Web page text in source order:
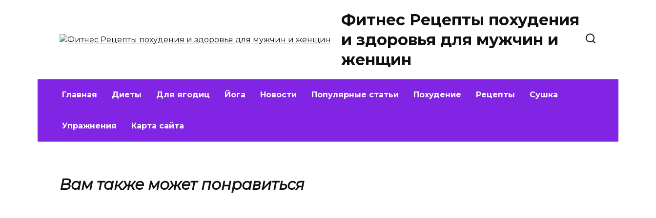
Фитнес Рецепты похудения
и здоровья для мужчин и
женщин
Главная Диеты Для ягодиц Йога Новости Популярные статьи Похудение Рецепты Сушка
Упражнения Карта сайта
Вам также может понравиться